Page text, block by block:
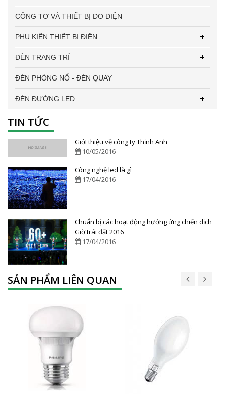
CÔNG TƠ VÀ THIẾT BỊ ĐO ĐIỆN
PHỤ KIỆN THIẾT BỊ ĐIỆN
ĐÈN TRANG TRÍ
ĐÈN PHÒNG NỔ - ĐÈN QUAY
ĐÈN ĐƯỜNG LED
TIN TỨC
Giới thiệu về công ty Thịnh Anh
10/05/2016
Công nghệ led là gì
17/04/2016
Chuẩn bị các hoạt động hưởng ứng chiến dịch
Giờ trái đất 2016
17/04/2016
SẢN PHẨM LIÊN QUAN